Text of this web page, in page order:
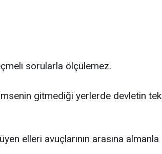
sorularla ölçülemez.
gitmediği yerlerde devletin tek
elleri avuçlarının arasına almanla